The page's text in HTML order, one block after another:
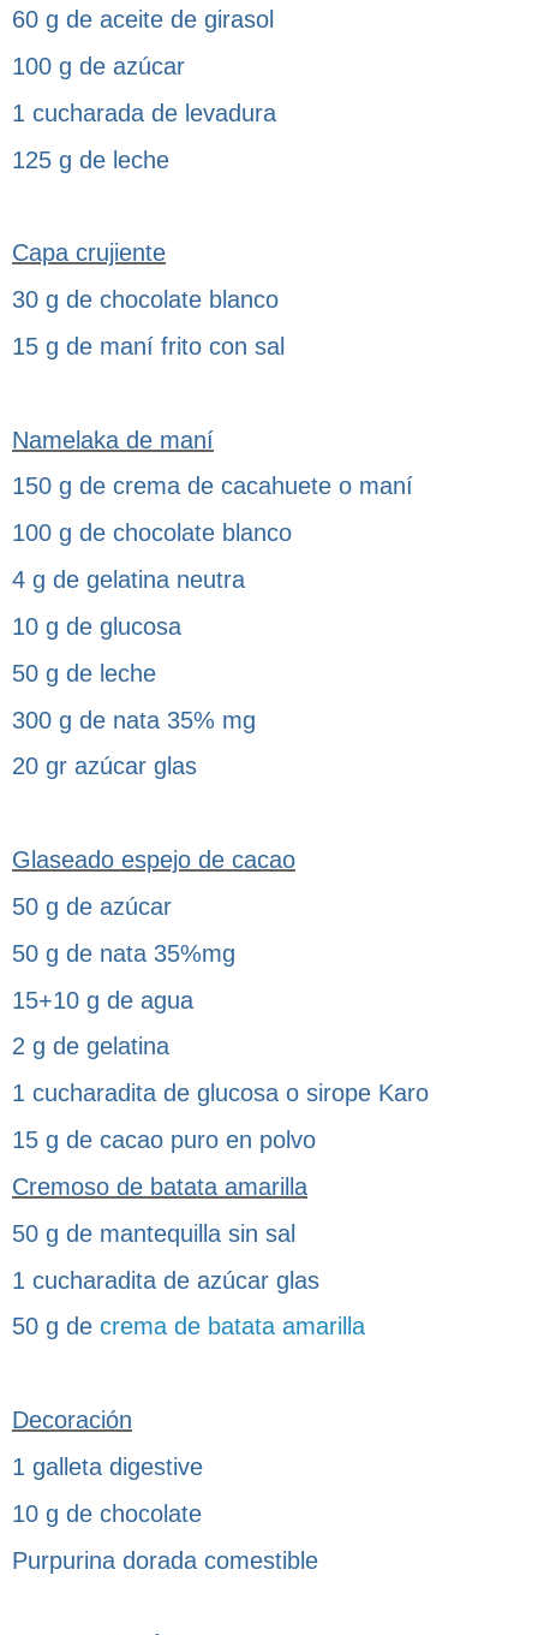
60 g de aceite de girasol
100 g de azúcar
1 cucharada de levadura
125 g de leche
Capa crujiente
30 g de chocolate blanco
15 g de maní frito con sal
Namelaka de maní
150 g de crema de cacahuete o maní
100 g de chocolate blanco
4 g de gelatina neutra
10 g de glucosa
50 g de leche
300 g de nata 35% mg
20 gr azúcar glas
Glaseado espejo de cacao
50 g de azúcar
50 g de nata 35%mg
15+10 g de agua
2 g de gelatina
1 cucharadita de glucosa o sirope Karo
15 g de cacao puro en polvo
Cremoso de batata amarilla
50 g de mantequilla sin sal
1 cucharadita de azúcar glas
50 g de crema de batata amarilla
Decoración
1 galleta digestive
10 g de chocolate
Purpurina dorada comestible